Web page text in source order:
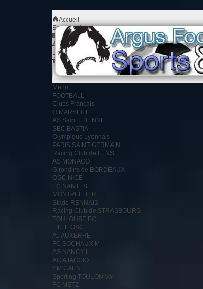
Accueil
Espace client
Contact
Plan du site
Bienvenue
Identifiez-vous
Votre compte
Votre panier 0produit0.00 €
Menu
FOOTBALL
Clubs Français
O.MARSEILLE
AS Saint ETIENNE
SEC BASTIA
Olympique Lyonnais
PARIS SAINT GERMAIN
Racing Club de LENS
AS MONACO
Girondins de BORDEAUX
OGC NICE
FC NANTES
MONTPELLIER
Stade RENNAIS
Racing Club de STRASBOURG
TOULOUSE FC
LILLE OSC
AJ AUXERRE
FC SOCHAUX M
AS NANCY L
AC AJACCIO
SM CAEN
Sporting TOULON Var
FC METZ